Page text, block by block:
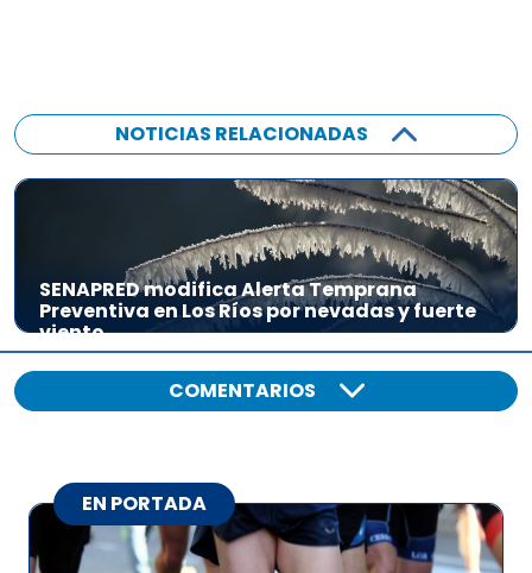
NOTICIAS RELACIONADAS
SENAPRED modifica Alerta Temprana
Preventiva en Los Ríos por nevadas y fuerte
viento
COMENTARIOS
EN PORTADA